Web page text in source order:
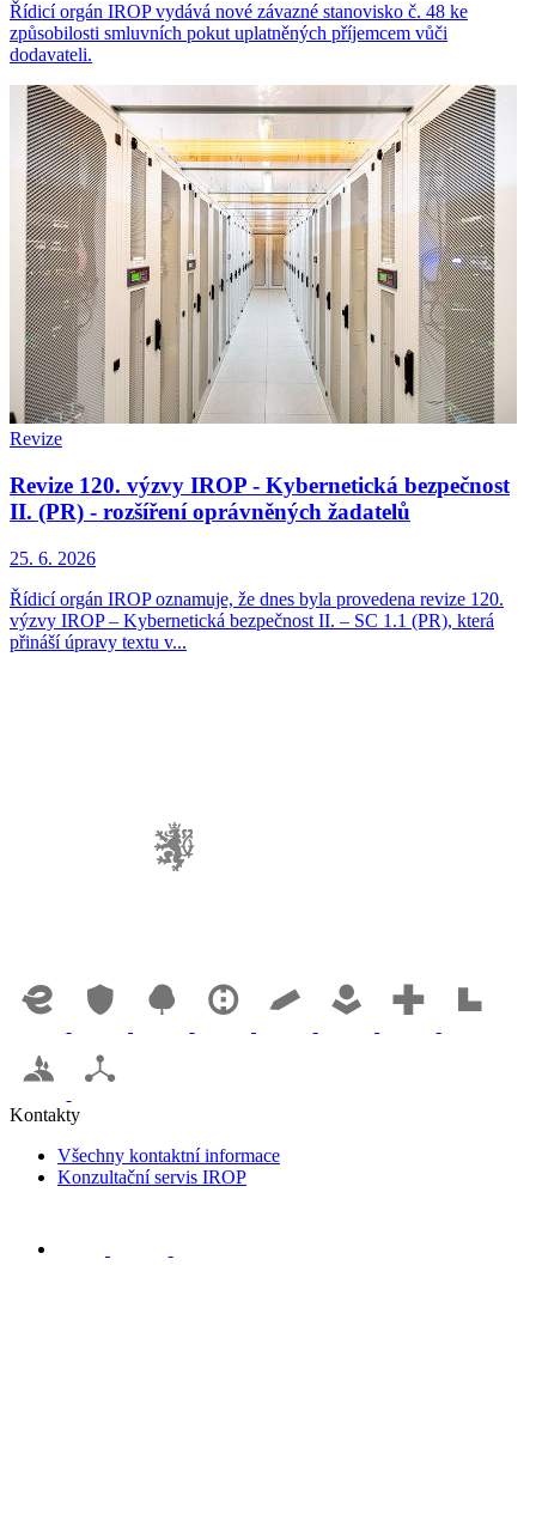
Řídicí orgán IROP vydává nové závazné stanovisko č. 48 ke
způsobilosti smluvních pokut uplatněných příjemcem vůči
dodavateli.
Revize
Revize 120. výzvy IROP - Kybernetická bezpečnost
II. (PR) - rozšíření oprávněných žadatelů
25. 6. 2026
Řídicí orgán IROP oznamuje, že dnes byla provedena revize 120.
výzvy IROP – Kybernetická bezpečnost II. – SC 1.1 (PR), která
přináší úpravy textu v...
Kontakty
Všechny kontaktní informace
Konzultační servis IROP